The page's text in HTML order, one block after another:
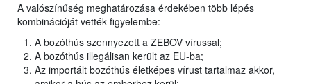
A valószínűség meghatározása érdekében több lépés
kombinációját vették figyelembe:
A bozóthús szennyezett a ZEBOV vírussal;
A bozóthús illegálisan került az EU-ba;
Az importált bozóthús életképes vírust tartalmaz akkor,